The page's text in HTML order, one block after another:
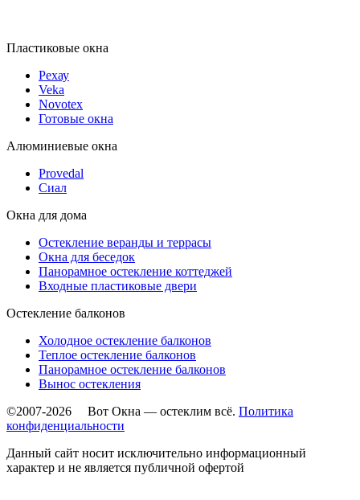
Пластиковые окна
Рехау
Veka
Novotex
Готовые окна
Алюминиевые окна
Provedal
Сиал
Окна для дома
Остекление веранды и террасы
Окна для беседок
Панорамное остекление коттеджей
Входные пластиковые двери
Остекление балконов
Холодное остекление балконов
Теплое остекление балконов
Панорамное остекление балконов
Вынос остекления
©2007-2026 Вот Окна — остеклим всё. Политика
конфиденциальности
Данный сайт носит исключительно информационный
характер и не является публичной офертой